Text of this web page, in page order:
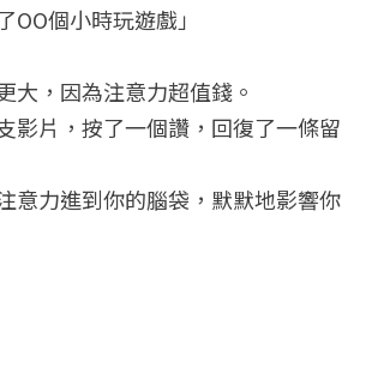
OO個小時玩遊戲」
大，因為注意力超值錢。
影片，按了一個讚，回復了一條留
意力進到你的腦袋，默默地影響你